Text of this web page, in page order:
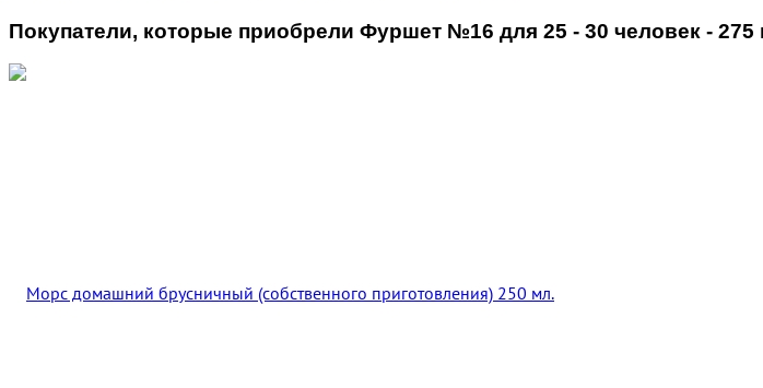
Покупатели, которые приобрели Фуршет №16 для 25 - 30 человек - 275